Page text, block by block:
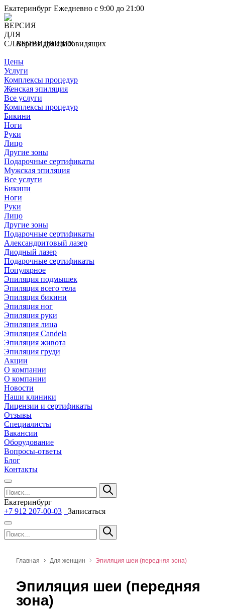
Екатеринбург Ежедневно с 9:00 до 21:00
Версия для слабовидящих
Цены
Услуги
Комплексы процедур
Женская эпиляция
Все услуги
Комплексы процедур
Бикини
Ноги
Руки
Лицо
Другие зоны
Подарочные сертификаты
Мужская эпиляция
Все услуги
Бикини
Ноги
Руки
Лицо
Другие зоны
Подарочные сертификаты
Александритовый лазер
Диодный лазер
Подарочные сертификаты
Популярное
Эпиляция подмышек
Эпиляция всего тела
Эпиляция бикини
Эпиляция ног
Эпиляция руки
Эпиляция лица
Эпиляция Candela
Эпиляция живота
Эпиляция груди
Акции
О компании
О компании
Новости
Наши клиники
Лицензии и сертификаты
Отзывы
Специалисты
Вакансии
Оборудование
Вопросы-ответы
Блог
Контакты
Екатеринбург
+7 912 207-00-03
Записаться
Главная Для женщин Эпиляция шеи (передняя зона)
Эпиляция шеи (передняя
зона)